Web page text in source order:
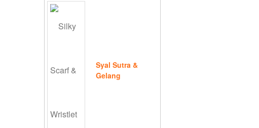
Syal Sutra &
Gelang